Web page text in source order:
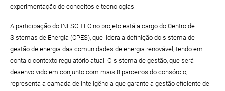
experimentação de conceitos e tecnologias.
A participação do INESC TEC no projeto está a cargo do Centro de
Sistemas de Energia (CPES), que lidera a definição do sistema de
gestão de energia das comunidades de energia renovável, tendo em
conta o contexto regulatório atual. O sistema de gestão, que será
desenvolvido em conjunto com mais 8 parceiros do consórcio,
representa a camada de inteligência que garante a gestão eficiente de